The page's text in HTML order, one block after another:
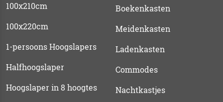
100x210cm
100x220cm
1-persoons Hoogslapers
Halfhoogslaper
Hoogslaper in 8 hoogtes
Boekenkasten
Meidenkasten
Ladenkasten
Commodes
Nachtkastjes